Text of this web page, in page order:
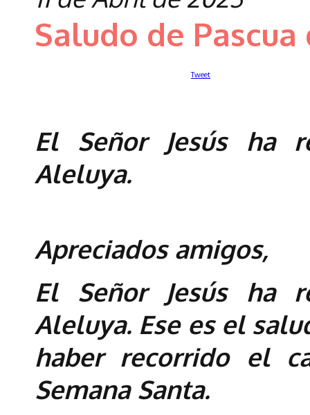
Saludo de
Tweet
El Señor Jesús ha
Aleluya.
Apreciados amigos,
El Señor Jesús ha
Aleluya. Ese es el
haber recorrido el
Semana Santa.